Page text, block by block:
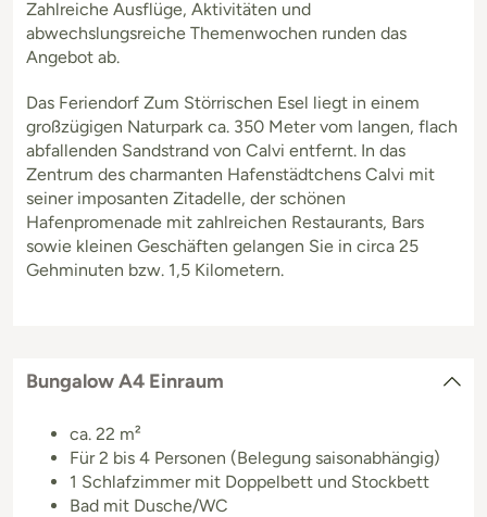
Zahlreiche Ausflüge, Aktivitäten und
abwechslungsreiche Themenwochen runden das
Angebot ab.
Das Feriendorf Zum Störrischen Esel liegt in einem
großzügigen Naturpark ca. 350 Meter vom langen, flach
abfallenden Sandstrand von Calvi entfernt. In das
Zentrum des charmanten Hafenstädtchens Calvi mit
seiner imposanten Zitadelle, der schönen
Hafenpromenade mit zahlreichen Restaurants, Bars
sowie kleinen Geschäften gelangen Sie in circa 25
Gehminuten bzw. 1,5 Kilometern.
Bungalow A4 Einraum
ca. 22 m²
Für 2 bis 4 Personen (Belegung saisonabhängig)
1 Schlafzimmer mit Doppelbett und Stockbett
Bad mit Dusche/WC